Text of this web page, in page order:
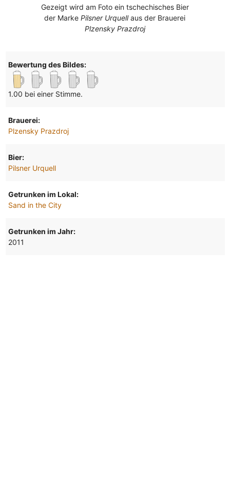
Gezeigt wird am Foto ein tschechisches Bier
der MarkePilsner Urquellaus der Brauerei
Plzensky Prazdroj
Bewertung des Bildes:
1.00 bei einer Stimme.
Brauerei:
Plzensky Prazdroj
Bier:
Pilsner Urquell
Getrunken im Lokal:
Sand in the City
Getrunken im Jahr:
2011